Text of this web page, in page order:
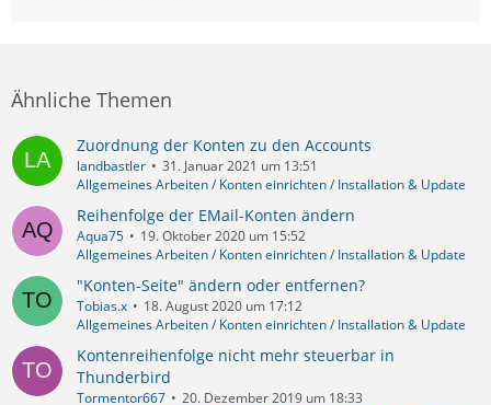
Ähnliche Themen
Zuordnung der Konten zu den Accounts
landbastler
31. Januar 2021 um 13:51
Allgemeines Arbeiten / Konten einrichten / Installation & Update
Reihenfolge der EMail-Konten ändern
Aqua75
19. Oktober 2020 um 15:52
Allgemeines Arbeiten / Konten einrichten / Installation & Update
"Konten-Seite" ändern oder entfernen?
Tobias.x
18. August 2020 um 17:12
Allgemeines Arbeiten / Konten einrichten / Installation & Update
Kontenreihenfolge nicht mehr steuerbar in
Thunderbird
Tormentor667
20. Dezember 2019 um 18:33